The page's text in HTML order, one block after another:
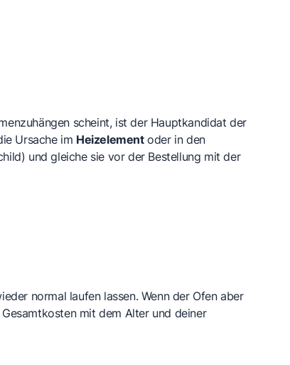
scheint, ist der Hauptkandidat der
Ursache im Heizelementoder in den
und gleiche sie vor der Bestellung mit der
normal laufen lassen. Wenn der Ofen aber
mit dem Alter und deiner